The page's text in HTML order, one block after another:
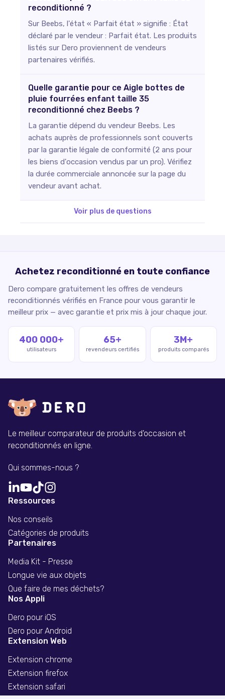
reconditionné ?
Sur Beebs, l'état « Parfait état » signifie : État
déclaré par le vendeur : Parfait état. Les produits
listés sur Dero proviennent de vendeurs
partenaires vérifiés.
Quelle garantie pour ce Aigle bottes de
pluie fourrées enfant taille 35
reconditionné chez Beebs ?
La garantie dépend du vendeur Beebs. Les
achats auprès de professionnels sont couverts
par la garantie légale de conformité (2 ans pour
les biens d'occasion vendus par un pro). Vérifiez
la durée commerciale annoncée sur la page du
vendeur avant achat.
Voir plus de questions
Achetez reconditionné en toute confiance
Dero compare gratuitement les offres de vendeurs
reconditionnés vérifiés en France pour vous garantir le
meilleur prix — avec garantie et prix mis à jour chaque jour.
400 000+
utilisateurs
65+
revendeurs certifiés
3M+
produits comparés
Le meilleur comparateur de produits d'occasion et
reconditionnés en ligne.
Qui sommes-nous ?
Ressources
Nos conseils
Catégories de produits
Partenaires
Media Kit - Presse
Longue vie aux objets
Que faire de mes déchets?
Nos Appli
Dero pour iOS
Dero pour Android
Extension Web
Extension chrome
Extension firefox
Extension safari